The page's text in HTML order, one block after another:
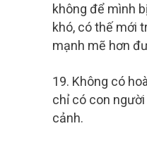
không để mình
khó, có thế mới
mạnh mẽ hơn
19. Không có
chỉ có con
cảnh.